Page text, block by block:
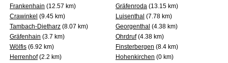
Frankenhain (12.57 km) Gräfenroda (13.15 km)
Crawinkel (9.45 km) Luisenthal (7.78 km)
Tambach-Dietharz (8.07 km) Georgenthal (4.38 km)
Gräfenhain (3.7 km) Ohrdruf(4.38 km)
Wölfis (6.92 km) Finsterbergen (8.4 km)
Herrenhof(2.2 km) Hohenkirchen (0 km)